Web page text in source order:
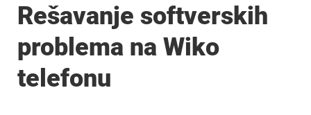
Rešavanje softverskih
problema na Wiko
telefonu